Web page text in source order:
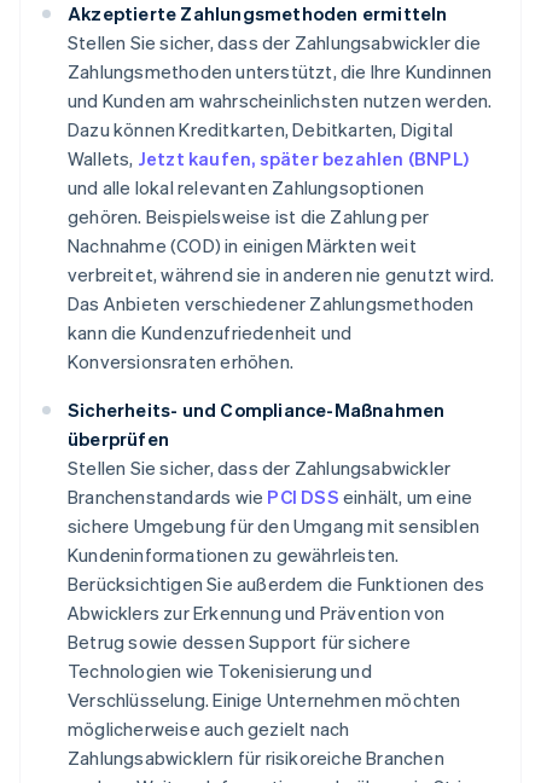
Akzeptierte Zahlungsmethoden ermitteln
Stellen Sie sicher, dass der Zahlungsabwickler die
Zahlungsmethoden unterstützt, die Ihre Kundinnen
und Kunden am wahrscheinlichsten nutzen werden.
Dazu können Kreditkarten, Debitkarten, Digital
Wallets, Jetzt kaufen, später bezahlen (BNPL)
und alle lokal relevanten Zahlungsoptionen
gehören. Beispielsweise ist die Zahlung per
Nachnahme (COD) in einigen Märkten weit
verbreitet, während sie in anderen nie genutzt wird.
Das Anbieten verschiedener Zahlungsmethoden
kann die Kundenzufriedenheit und
Konversionsraten erhöhen.
Sicherheits- und Compliance-Maßnahmen
überprüfen
Stellen Sie sicher, dass der Zahlungsabwickler
Branchenstandards wie PCI DSS einhält, um eine
sichere Umgebung für den Umgang mit sensiblen
Kundeninformationen zu gewährleisten.
Berücksichtigen Sie außerdem die Funktionen des
Abwicklers zur Erkennung und Prävention von
Betrug sowie dessen Support für sichere
Technologien wie Tokenisierung und
Verschlüsselung. Einige Unternehmen möchten
möglicherweise auch gezielt nach
Zahlungsabwicklern für risikoreiche Branchen